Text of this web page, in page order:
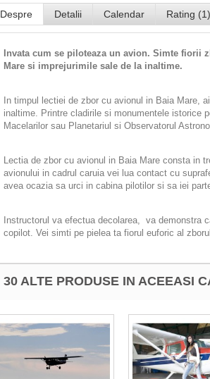
Despre Detalii Calendar Rating (1)
Invata cum se piloteaza un avion. Simte fiorii
Mare si imprejurimile sale de la inaltime.
In timpul lectiei de zbor cu avionul in Baia Mare,
inaltime. Printre cladirile si monumentele istorice
Macelarilor sau Planetariul si Observatorul
Lectia de zbor cu avionul in Baia Mare consta in
avionului in cadrul caruia vei lua contact cu
avea ocazia sa urci in cabina pilotilor si sa iei
Instructorul va efectua decolarea, va demonstra
copilot. Vei simti pe pielea ta fiorul euforic al
30 ALTE PRODUSE IN ACEEASI